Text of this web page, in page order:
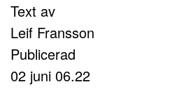
Text av
Leif Fransson
Publicerad
02 juni 06.22